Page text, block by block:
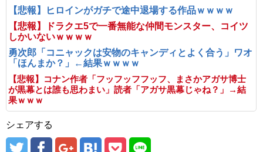
【悲報】ヒロインがガチで途中退場する作品ｗｗｗｗ
【悲報】ドラクエ5で一番無能な仲間モンスター、コイツ
しかいないｗｗｗｗ
勇次郎「コニャックは安物のキャンディとよく合う」ワオ
「ほんまか？」←結果ｗｗｗｗ
【悲報】コナン作者「フッフッフフッフ、まさかアガサ博士
が黒幕とは誰も思わまい」読者「アガサ黒幕じゃね？」→結
果ｗｗｗ
シェアする